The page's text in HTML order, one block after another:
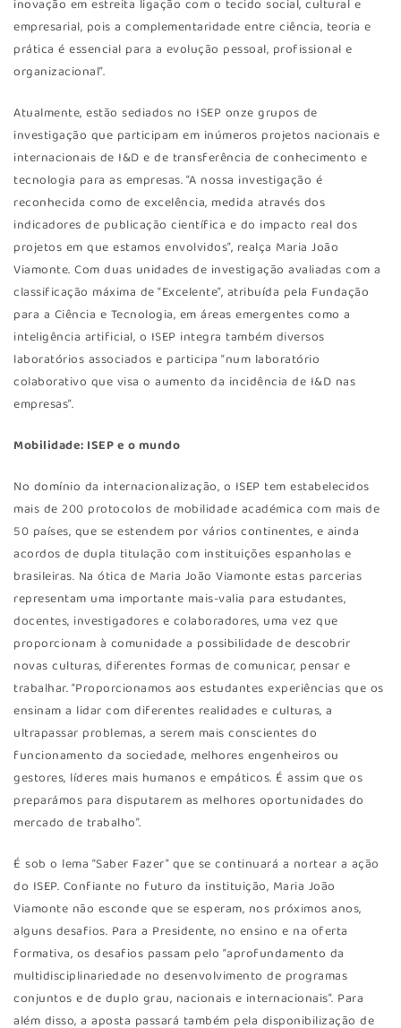
inovação em estreita ligação com o tecido social, cultural e
empresarial, pois a complementaridade entre ciência, teoria e
prática é essencial para a evolução pessoal, profissional e
organizacional”.
Atualmente, estão sediados no ISEP onze grupos de
investigação que participam em inúmeros projetos nacionais e
internacionais de I&D e de transferência de conhecimento e
tecnologia para as empresas. “A nossa investigação é
reconhecida como de excelência, medida através dos
indicadores de publicação científica e do impacto real dos
projetos em que estamos envolvidos”, realça Maria João
Viamonte. Com duas unidades de investigação avaliadas com a
classificação máxima de “Excelente”, atribuída pela Fundação
para a Ciência e Tecnologia, em áreas emergentes como a
inteligência artificial, o ISEP integra também diversos
laboratórios associados e participa “num laboratório
colaborativo que visa o aumento da incidência de I&D nas
empresas”.
Mobilidade: ISEP e o mundo
No domínio da internacionalização, o ISEP tem estabelecidos
mais de 200 protocolos de mobilidade académica com mais de
50 países, que se estendem por vários continentes, e ainda
acordos de dupla titulação com instituições espanholas e
brasileiras. Na ótica de Maria João Viamonte estas parcerias
representam uma importante mais-valia para estudantes,
docentes, investigadores e colaboradores, uma vez que
proporcionam à comunidade a possibilidade de descobrir
novas culturas, diferentes formas de comunicar, pensar e
trabalhar. “Proporcionamos aos estudantes experiências que os
ensinam a lidar com diferentes realidades e culturas, a
ultrapassar problemas, a serem mais conscientes do
funcionamento da sociedade, melhores engenheiros ou
gestores, líderes mais humanos e empáticos. É assim que os
preparámos para disputarem as melhores oportunidades do
mercado de trabalho”.
É sob o lema “Saber Fazer” que se continuará a nortear a ação
do ISEP. Confiante no futuro da instituição, Maria João
Viamonte não esconde que se esperam, nos próximos anos,
alguns desafios. Para a Presidente, no ensino e na oferta
formativa, os desafios passam pelo “aprofundamento da
multidisciplinariedade no desenvolvimento de programas
conjuntos e de duplo grau, nacionais e internacionais”. Para
além disso, a aposta passará também pela disponibilização de